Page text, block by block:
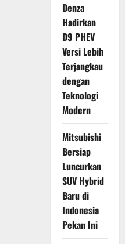
Denza
Hadirkan
D9 PHEV
Versi Lebih
Terjangkau
dengan
Teknologi
Modern
Mitsubishi
Bersiap
Luncurkan
SUV Hybrid
Baru di
Indonesia
Pekan Ini